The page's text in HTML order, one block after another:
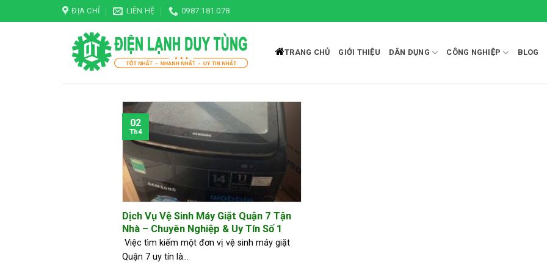
to
ĐỊA CHỈ LIÊN HỆ 0987.181.078
TRANG CHỦ GIỚI THIỆU DÂN DỤNG CÔNG NGHIỆP BLOG
Dịch Vụ Vệ Sinh Máy Giặt Quận 7 Tận
Nhà – Chuyên Nghiệp & Uy Tín Số 1
Việc tìm kiếm một đơn vị vệ sinh máy giặt
Quận 7 uy tín là...
02
Th4